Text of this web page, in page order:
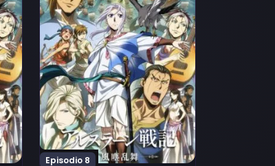
Episodio 8